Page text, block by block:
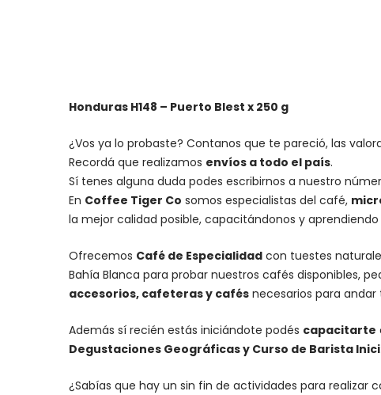
Honduras H148 – Puerto Blest x 250 g
¿Vos ya lo probaste? Contanos que te pareció, las
Recordá que realizamos envíos a todo el país.
Sí tenes alguna duda podes escribirnos a nuestro
En Coffee Tiger Co somos especialistas del café,
la mejor calidad posible, capacitándonos y
Ofrecemos Café de Especialidad con tuestes
Bahía Blanca para probar nuestros cafés disponibles,
accesorios, cafeteras y cafés necesarios para
Además sí recién estás iniciándote podés capacitarte
Degustaciones Geográficas y Curso de Barista
¿Sabías que hay un sin fin de actividades para realizar